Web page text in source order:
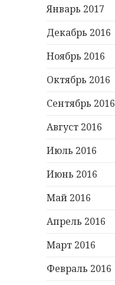
Январь 2017
Декабрь 2016
Ноябрь 2016
Октябрь 2016
Сентябрь 2016
Август 2016
Июль 2016
Июнь 2016
Май 2016
Апрель 2016
Март 2016
Февраль 2016